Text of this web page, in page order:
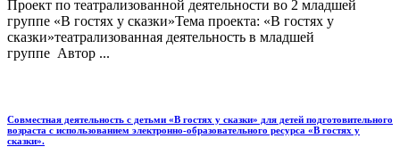
Проект по театрализованной деятельности во 2 младшей
группе «В гостях у сказки»Тема проекта: «В гостях у
сказки»театрализованная деятельность в младшей
группе Автор ...
Совместная деятельность с детьми «В гостях у сказки» для детей подготовительного
возраста с использованием электронно-образовательного ресурса «В гостях у
сказки».